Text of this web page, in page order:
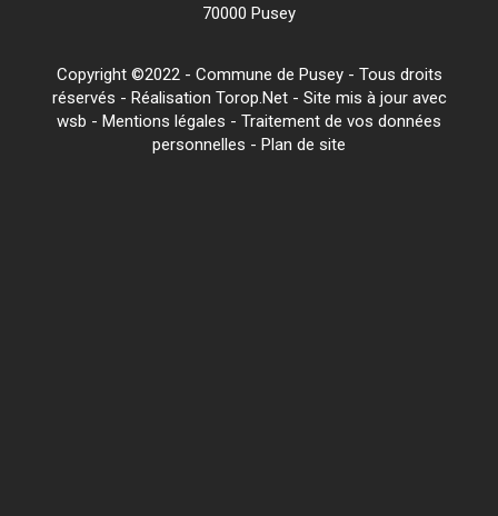
70000 Pusey
Copyright ©2022 - Commune de Pusey - Tous droits
réservés - Réalisation Torop.Net - Site mis à jour avec
wsb - Mentions légales - Traitement de vos données
personnelles - Plan de site